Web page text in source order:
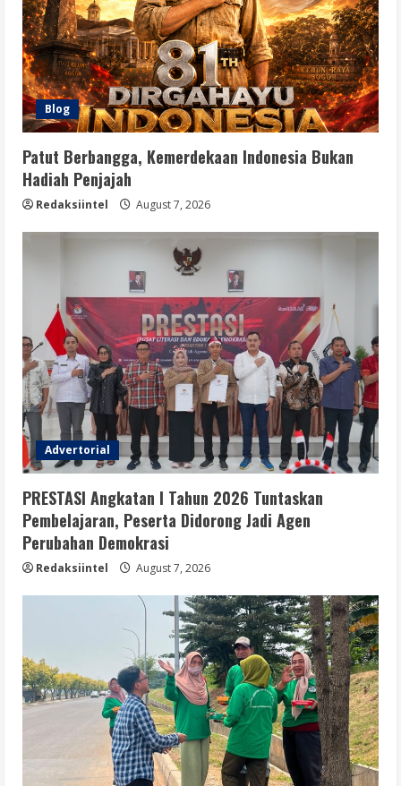
Blog
Patut Berbangga, Kemerdekaan Indonesia Bukan
Hadiah Penjajah
Redaksiintel August 7, 2026
Advertorial
PRESTASI Angkatan I Tahun 2026 Tuntaskan
Pembelajaran, Peserta Didorong Jadi Agen
Perubahan Demokrasi
Redaksiintel August 7, 2026